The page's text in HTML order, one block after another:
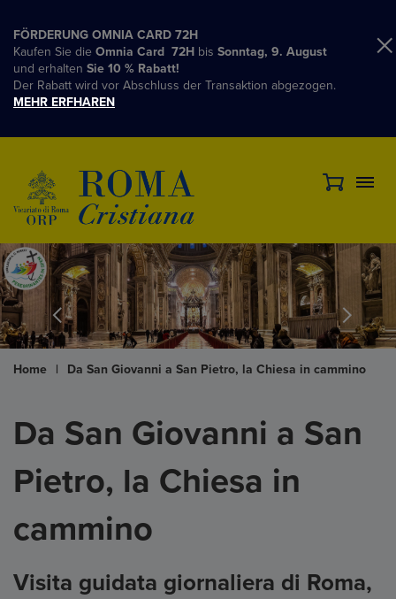
FÖRDERUNG OMNIA CARD 72H
Kaufen Sie die Omnia Card 72H bis Sonntag, 9. August
und erhalten Sie 10 % Rabatt!
Der Rabatt wird vor Abschluss der Transaktion abgezogen.
MEHR ERFHAREN
Home | Da San Giovanni a San Pietro, la Chiesa in cammino
Da San Giovanni a San
Pietro, la Chiesa in
cammino
Visita guidata giornaliera di Roma,